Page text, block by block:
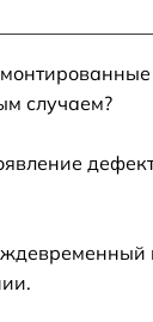
BSP 261
случаем?